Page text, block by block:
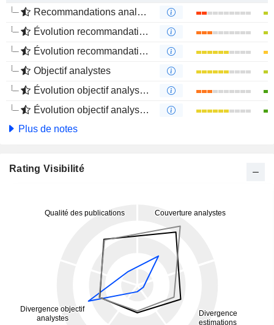
Recommandations analystes
Évolution recommandations analystes 1 an
Évolution recommandations analystes 4 mois
Objectif analystes
Évolution objectif analystes 1 an
Évolution objectif analystes 4 mois
Plus de notes
Rating Visibilité